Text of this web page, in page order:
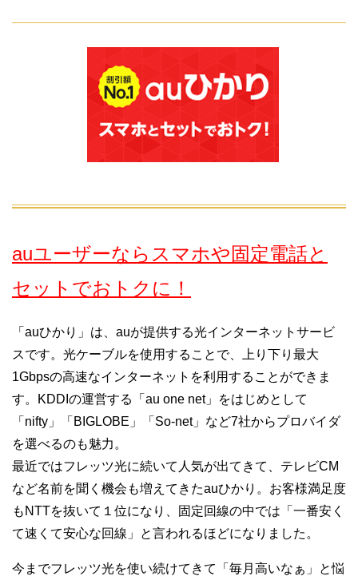
auユーザーならスマホや固定電話と
セットでおトクに！
「auひかり」は、auが提供する光インターネットサービ
スです。光ケーブルを使用することで、上り下り最大
1Gbpsの高速なインターネットを利用することができま
す。KDDIの運営する「au one net」をはじめとして
「nifty」「BIGLOBE」「So-net」など7社からプロバイダ
を選べるのも魅力。
最近ではフレッツ光に続いて人気が出てきて、テレビCM
など名前を聞く機会も増えてきたauひかり。お客様満足度
もNTTを抜いて１位になり、固定回線の中では「一番安く
て速くて安心な回線」と言われるほどになりました。
今までフレッツ光を使い続けてきて「毎月高いなぁ」と悩